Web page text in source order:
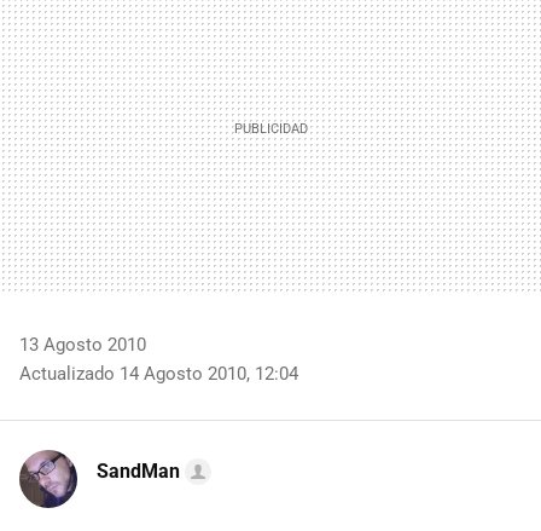
13 Agosto 2010
Actualizado 14 Agosto 2010, 12:04
SandMan